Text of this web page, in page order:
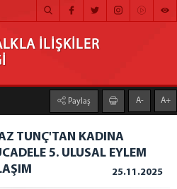
MÜŞAVİRLİĞİ
İLİŞKİLER
Paylaş A- A+
TUNÇ'TAN KADINA
5. ULUSAL EYLEM
25.11.2025